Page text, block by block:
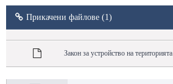
Прикачени файлове (1)
Закон за устройство на територията